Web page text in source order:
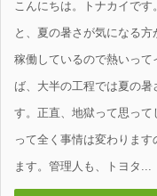
こんにちは。トナカイで
と、夏の暑さが気になる
稼働しているので熱いって
ば、大半の工程では夏の
す。正直、地獄って思って
って全く事情は変わりま
ます。管理人も、トヨタ...